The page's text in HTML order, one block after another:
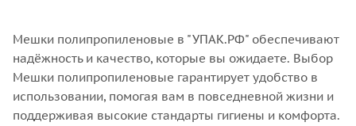
Мешки полипропиленовые в "УПАК.РФ" обеспечивают
надёжность и качество, которые вы ожидаете. Выбор
Мешки полипропиленовые гарантирует удобство в
использовании, помогая вам в повседневной жизни и
поддерживая высокие стандарты гигиены и комфорта.